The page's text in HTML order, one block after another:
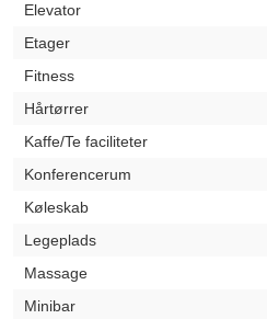
Elevator
Etager
Fitness
Hårtørrer
Kaffe/Te faciliteter
Konferencerum
Køleskab
Legeplads
Massage
Minibar